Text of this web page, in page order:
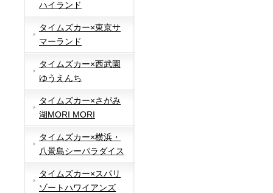
ハイランド
タイムズカー×東京サ
マーランド
タイムズカー×西武園
ゆうえんち
タイムズカー×さがみ
湖MORI MORI
タイムズカー×横浜・
八景島シーパラダイス
タイムズカー×スパリ
ゾートハワイアンズ